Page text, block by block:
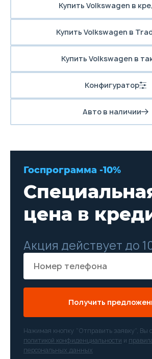
Купить Volkswagen в
Купить Volkswagen в
Купить Volkswagen в
Конфигуратор
Авто в наличии
Госпрограмма -10%
цена в
Акция действует до
Получить
Нажимая кнопку “Отправить заявку”, Вы
политикой конфиденциальности и
персональных данных